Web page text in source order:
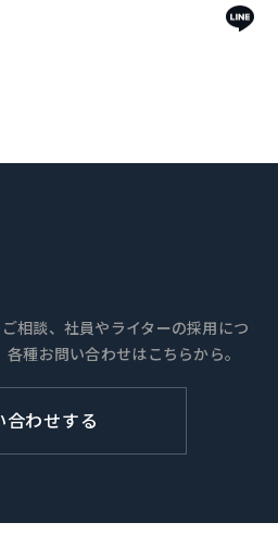
相談、社員やライターの採用につ
種お問い合わせはこちらから。
合わせする